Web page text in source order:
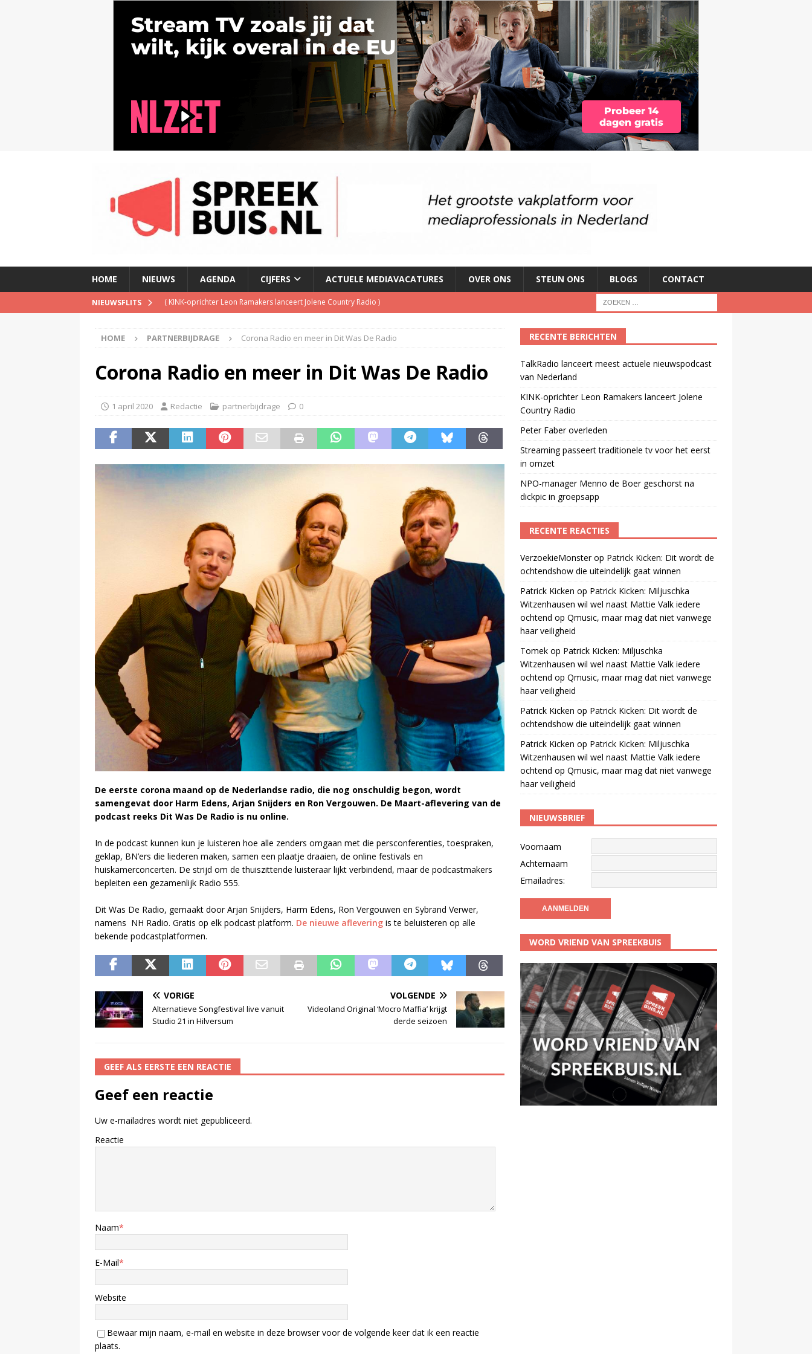
HOME NIEUWS AGENDA CIJFERS ACTUELE MEDIAVACATURES OVER ONS STEUN ONS BLOGS CONTACT
NIEUWSFLITS ( KINK-oprichter Leon Ramakers lanceert Jolene Country Radio )
(Streaming passeert traditionele tv voor het eerst in omzet)
NPO-manager Menno de Boer geschorst na dickpic in groepsapp
HOME PARTNERBIJDRAGE Corona Radio en meer in Dit Was De Radio
Corona Radio en meer in Dit Was De Radio
1 april 2020 Redactie partnerbijdrage 0
De eerste corona maand op de Nederlandse radio, die nog onschuldig begon, wordt
samengevat door Harm Edens, Arjan Snijders en Ron Vergouwen. De Maart-aflevering van de
podcast reeks Dit Was De Radio is nu online.
In de podcast kunnen kun je luisteren hoe alle zenders omgaan met die persconferenties, toespraken,
geklap, BN’ers die liederen maken, samen een plaatje draaien, de online festivals en
huiskamerconcerten. De strijd om de thuiszittende luisteraar lijkt verbindend, maar de podcastmakers
bepleiten een gezamenlijk Radio 555.
Dit Was De Radio, gemaakt door Arjan Snijders, Harm Edens, Ron Vergouwen en Sybrand Verwer,
namens NH Radio. Gratis op elk podcast platform. De nieuwe aflevering is te beluisteren op alle
bekende podcastplatformen.
VORIGE
Alternatieve Songfestival live vanuit
Studio 21 in Hilversum
VOLGENDE
Videoland Original ‘Mocro Maffia’ krijgt
derde seizoen
GEEF ALS EERSTE EEN REACTIE
Geef een reactie
Uw e-mailadres wordt niet gepubliceerd.
Reactie
Naam*
E-Mail*
Website
Bewaar mijn naam, e-mail en website in deze browser voor de volgende keer dat ik een reactie
plaats.
RECENTE BERICHTEN
TalkRadio lanceert meest actuele nieuwspodcast
van Nederland
KINK-oprichter Leon Ramakers lanceert Jolene
Country Radio
Peter Faber overleden
Streaming passeert traditionele tv voor het eerst
in omzet
NPO-manager Menno de Boer geschorst na
dickpic in groepsapp
RECENTE REACTIES
VerzoekieMonsterop Patrick Kicken: Dit wordt de
ochtendshow die uiteindelijk gaat winnen
Patrick Kicken op Patrick Kicken: Miljuschka
Witzenhausen wil wel naast Mattie Valk iedere
ochtend op Qmusic, maar mag dat niet vanwege
haar veiligheid
Tomekop Patrick Kicken: Miljuschka
Witzenhausen wil wel naast Mattie Valk iedere
ochtend op Qmusic, maar mag dat niet vanwege
haar veiligheid
Patrick Kicken op Patrick Kicken: Dit wordt de
ochtendshow die uiteindelijk gaat winnen
Patrick Kicken op Patrick Kicken: Miljuschka
Witzenhausen wil wel naast Mattie Valk iedere
ochtend op Qmusic, maar mag dat niet vanwege
haar veiligheid
NIEUWSBRIEF
Voornaam
Achternaam
Emailadres:
WORD VRIEND VAN SPREEKBUIS